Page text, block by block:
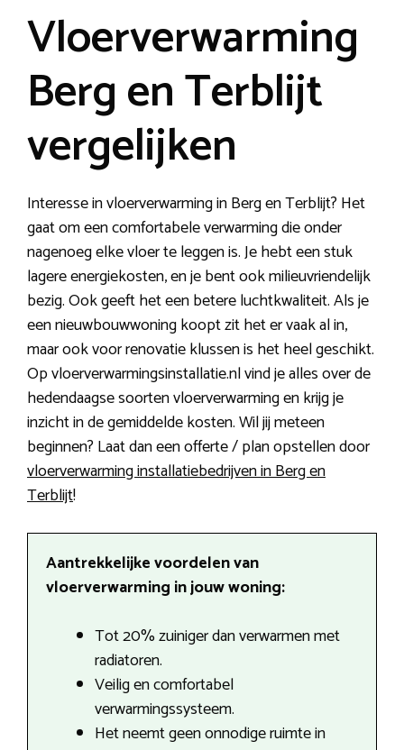
Vloerverwarming
Berg en Terblijt
vergelijken
Interesse in vloerverwarming in Berg en Terblijt? Het
gaat om een comfortabele verwarming die onder
nagenoeg elke vloer te leggen is. Je hebt een stuk
lagere energiekosten, en je bent ook milieuvriendelijk
bezig. Ook geeft het een betere luchtkwaliteit. Als je
een nieuwbouwwoning koopt zit het er vaak al in,
maar ook voor renovatie klussen is het heel geschikt.
Op vloerverwarmingsinstallatie.nl vind je alles over de
hedendaagse soorten vloerverwarming en krijg je
inzicht in de gemiddelde kosten. Wil jij meteen
beginnen? Laat dan een offerte / plan opstellen door
vloerverwarming installatiebedrijven in Berg en
Terblijt!
Aantrekkelijke voordelen van
vloerverwarming in jouw woning:
Tot 20% zuiniger dan verwarmen met
radiatoren.
Veilig en comfortabel
verwarmingssysteem.
Het neemt geen onnodige ruimte in